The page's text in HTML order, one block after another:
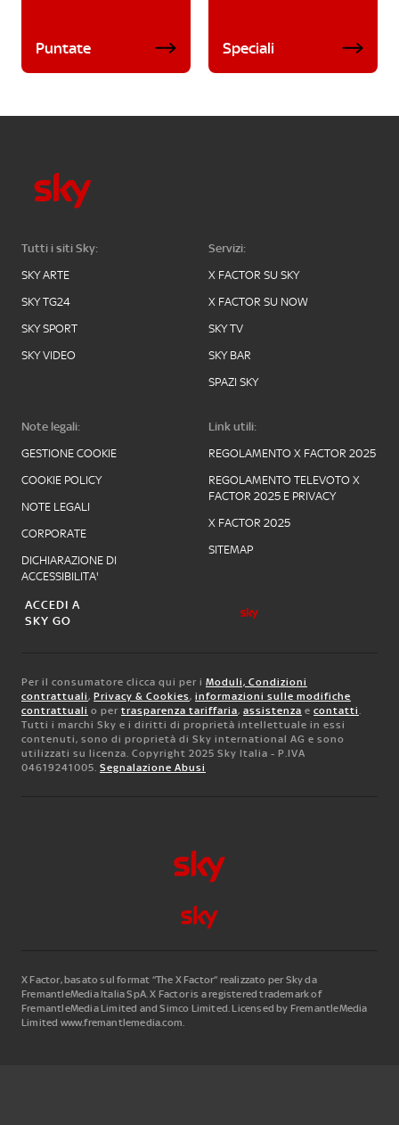
Puntate Speciali
Tutti i siti Sky:
SKY ARTE
SKY TG24
SKY SPORT
SKY VIDEO
Servizi:
X FACTOR SU SKY
X FACTOR SU NOW
SKY TV
SKY BAR
SPAZI SKY
Note legali:
GESTIONE COOKIE
COOKIE POLICY
NOTE LEGALI
CORPORATE
DICHIARAZIONE DI
ACCESSIBILITA'
Link utili:
REGOLAMENTO X FACTOR 2025
REGOLAMENTO TELEVOTO X
FACTOR 2025 E PRIVACY
X FACTOR 2025
SITEMAP
ACCEDI A
SKY GO
Per il consumatore clicca qui per i Moduli, Condizioni
contrattuali, Privacy & Cookies, informazioni sulle modifiche
contrattuali o per trasparenza tariffaria, assistenza e contatti.
Tutti i marchi Sky e i diritti di proprietà intellettuale in essi
contenuti, sono di proprietà di Sky international AG e sono
utilizzati su licenza. Copyright 2025 Sky Italia - P.IVA
04619241005. Segnalazione Abusi
X Factor, basato sul format “The X Factor” realizzato per Sky da
FremantleMedia Italia SpA.X Factor is a registered trademark of
FremantleMedia Limited and Simco Limited. Licensed by FremantleMedia
Limited www.fremantlemedia.com.